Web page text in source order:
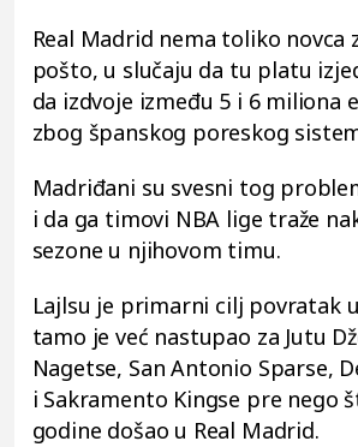
Real Madrid nema toliko novca
pošto, u slučaju da tu platu
da izdvoje između 5 i 6 miliona
zbog španskog poreskog
Madriđani su svesni tog
i da ga timovi NBA lige traže
sezone u njihovom timu.
Lajlsu je primarni cilj povratak
tamo je već nastupao za Jutu
Nagetse, San Antonio Sparse,
i Sakramento Kingse pre nego
godine došao u Real Madrid.